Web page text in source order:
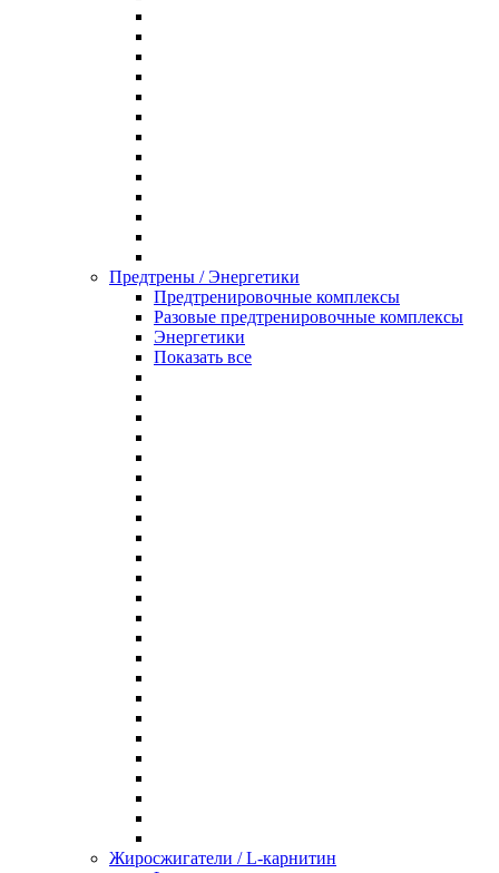
Предтрены / Энергетики
Предтренировочные комплексы
Разовые предтренировочные комплексы
Энергетики
Показать все
Жиросжигатели / L-карнитин